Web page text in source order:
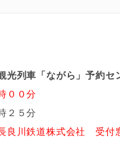
光列車「ながら」予約セ
００分
２５分
良川鉄道株式会社 受付